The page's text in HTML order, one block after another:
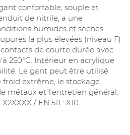
confortable, souple et
de nitrile, a une
humides et sèches.
la plus élevées (niveau F)
de courte durée avec
250°C. Intérieur en acrylique
Le gant peut être utilisé
extrême, le stockage
métaux et l'entretien général.
/ EN 511 : X10